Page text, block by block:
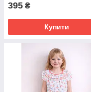
395 ₴
Купити